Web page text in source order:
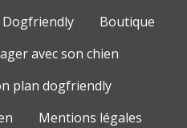
Boutique
avec son chien
plan dogfriendly
Mentions légales